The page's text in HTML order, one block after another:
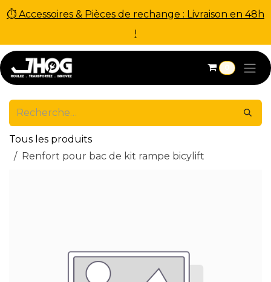
⏱ Accessoires & Pièces de rechange : Livraison en 48h
!
Se rendre au contenu
0
Tous les produits
Renfort pour bac de kit rampe bicylift